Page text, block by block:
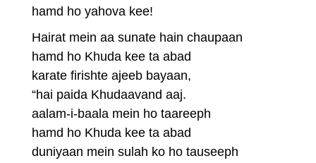
hamd ho yahova kee!
Hairat mein aa sunate hain chaupaan
hamd ho Khuda kee ta abad
karate firishte ajeeb bayaan,
“hai paida Khudaavand aaj.
aalam-i-baala mein ho taareeph
hamd ho Khuda kee ta abad
duniyaan mein sulah ko ho tauseeph